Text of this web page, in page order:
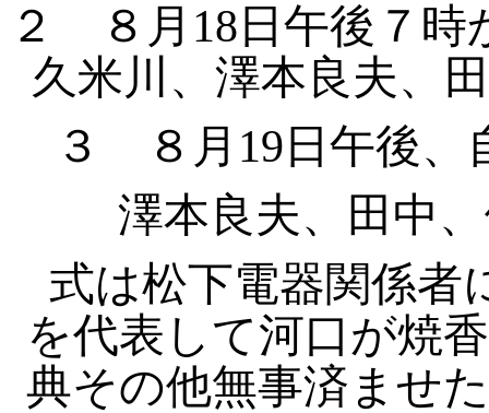
２
８月18日午後７
久米川、澤本良夫、
３ ８月19日午後、
澤本良夫、田中、
式は松下電器関係者
を代表して河口が焼
典その他無事済ませ